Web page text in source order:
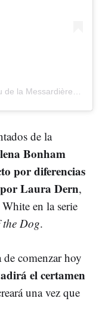
de la
Bonham
por diferencias
Laura Dern,
en la serie
the Dog.
de comenzar hoy
el certamen
una vez que